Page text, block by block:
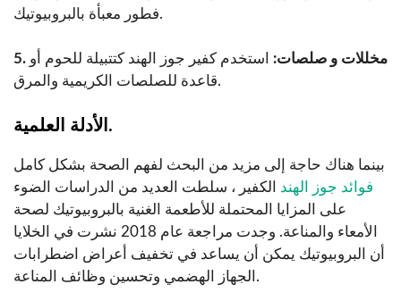
فطور معبأة بالبروبيوتيك.
5. مخللات و صلصات:
استخدم كفير جوز الهند كتتبيلة للحوم أو
قاعدة للصلصات الكريمية والمرق.
الأدلة العلمية.
بينما هناك حاجة إلى مزيد من البحث لفهم الصحة بشكل كامل
فوائد جوز الهند الكفير ، سلطت العديد من الدراسات الضوء
على المزايا المحتملة للأطعمة الغنية بالبروبيوتيك لصحة
الأمعاء والمناعة. وجدت مراجعة عام 2018 نشرت في الخلايا
أن البروبيوتيك يمكن أن يساعد في تخفيف أعراض اضطرابات
الجهاز الهضمي وتحسين وظائف المناعة.